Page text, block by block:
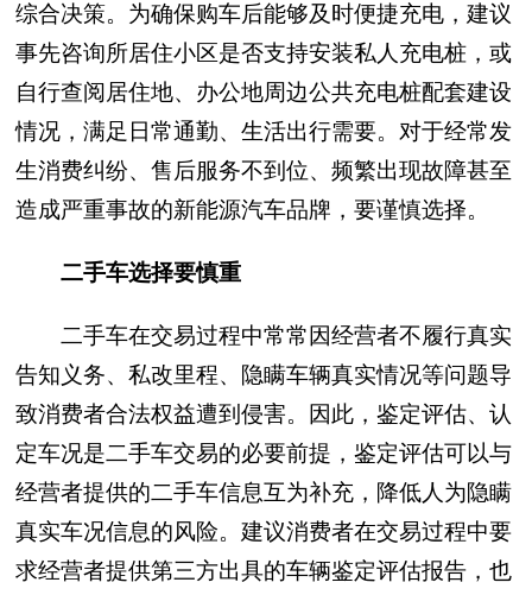
综合决策。为确保购车后能够及时便捷充电，建议
事先咨询所居住小区是否支持安装私人充电桩，或
自行查阅居住地、办公地周边公共充电桩配套建设
情况，满足日常通勤、生活出行需要。对于经常发
生消费纠纷、售后服务不到位、频繁出现故障甚至
造成严重事故的新能源汽车品牌，要谨慎选择。
二手车选择要慎重
二手车在交易过程中常常因经营者不履行真实
告知义务、私改里程、隐瞒车辆真实情况等问题导
致消费者合法权益遭到侵害。因此，鉴定评估、认
定车况是二手车交易的必要前提，鉴定评估可以与
经营者提供的二手车信息互为补充，降低人为隐瞒
真实车况信息的风险。建议消费者在交易过程中要
求经营者提供第三方出具的车辆鉴定评估报告，也